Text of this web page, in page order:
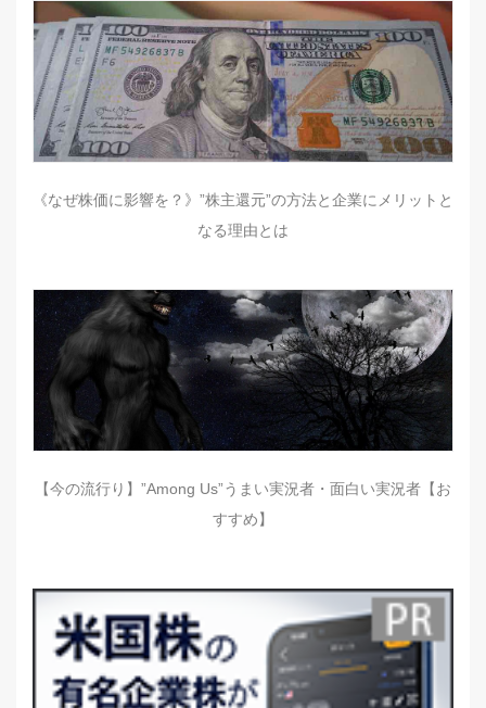
《なぜ株価に影響を？》”株主還元”の方法と企業にメリットと
なる理由とは
【今の流行り】”Among Us”うまい実況者・面白い実況者【お
すすめ】